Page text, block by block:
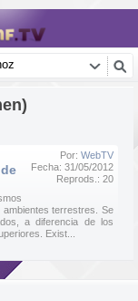
Por: WebTV
Fecha: 31/05/2012
Reprods.: 20
ambientes terrestres. Se
a diferencia de los
Exist...